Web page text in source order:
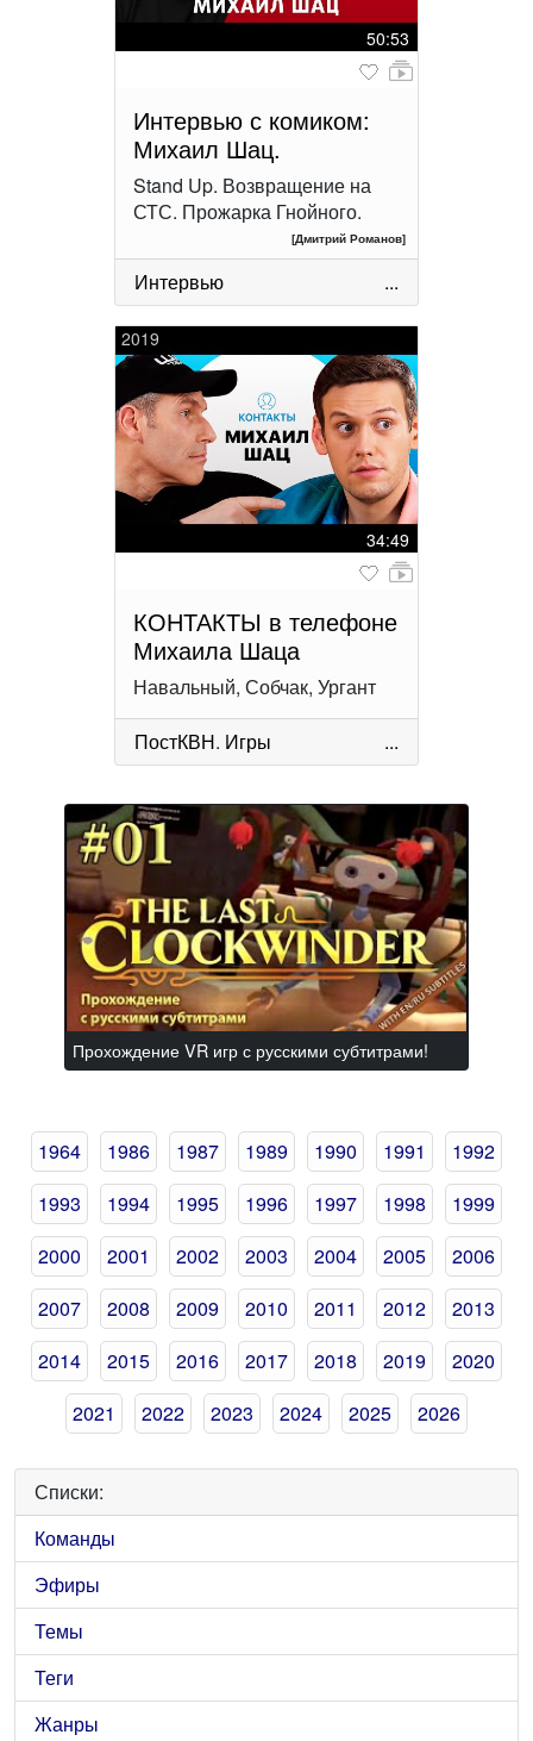
50:53
Интервью с комиком:
Михаил Шац.
Stand Up. Возвращение на
СТС. Прожарка Гнойного.
[Дмитрий Романов]
Интервью ...
2019
34:49
КОНТАКТЫ в телефоне
Михаила Шаца
Навальный, Собчак, Ургант
ПостКВН. Игры ...
Прохождение VR игр с русскими субтитрами!
1964 1986 1987 1989 1990 1991
1992
1993
1994 1995 1996 1997 1998
1999
2000
2001 2002 2003 2004 2005
2006
2007
2008 2009 2010 2011 2012
2013
2014
2015 2016 2017 2018 2019
2020
2021
2022 2023 2024 2025 2026
Списки:
Команды
Эфиры
Темы
Теги
Жанры